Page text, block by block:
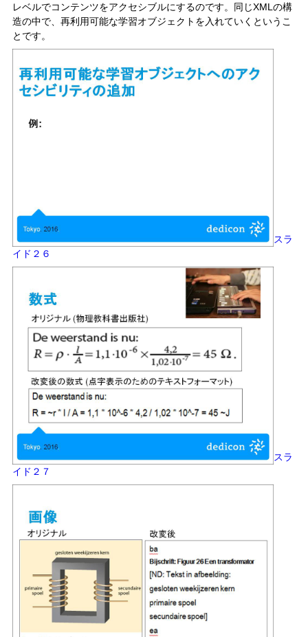
レベルでコンテンツをアクセシブルにするのです。同じXMLの構
造の中で、再利用可能な学習オブジェクトを入れていくというこ
とです。
スラ
イド２６
スラ
イド２７